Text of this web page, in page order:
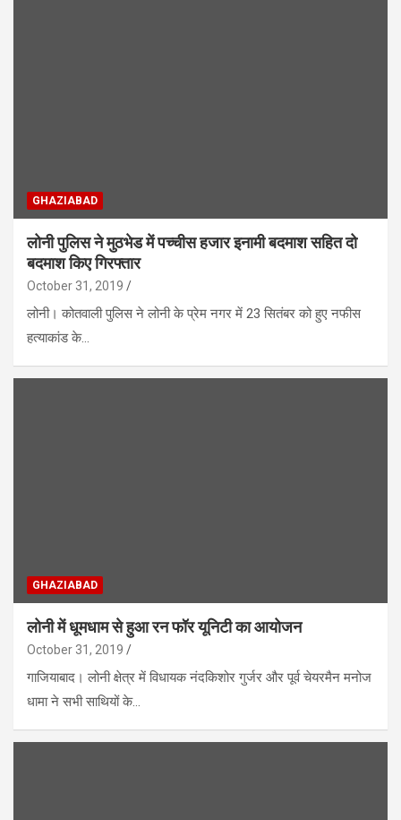
GHAZIABAD
लोनी पुलिस ने मुठभेड में पच्चीस हजार इनामी बदमाश सहित दो
बदमाश किए गिरफ्तार
October 31, 2019
लोनी। कोतवाली पुलिस ने लोनी के प्रेम नगर में 23 सितंबर को हुए नफीस
हत्याकांड के…
GHAZIABAD
लोनी में धूमधाम से हुआ रन फॉर यूनिटी का आयोजन
October 31, 2019
गाजियाबाद। लोनी क्षेत्र में विधायक नंदकिशोर गुर्जर और पूर्व चेयरमैन मनोज
धामा ने सभी साथियों के…